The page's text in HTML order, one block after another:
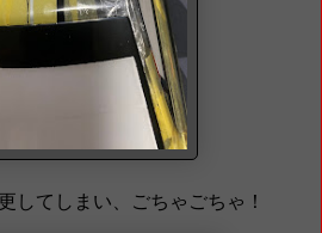
してしまい、ごちゃごちゃ！